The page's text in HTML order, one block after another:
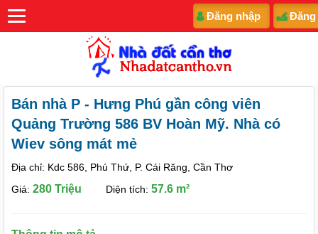
Đăng nhập Đăng
Bán nhà P - Hưng Phú gần công viên
Quảng Trường 586 BV Hoàn Mỹ. Nhà có
Wiev sông mát mẻ
Địa chỉ: Kdc 586, Phú Thứ, P. Cái Răng, Cần Thơ
Giá: 280 Triệu Diện tích: 57.6 m²